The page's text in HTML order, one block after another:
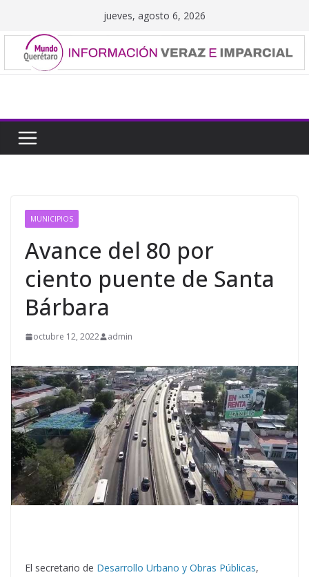
contenido
jueves, agosto 6, 2026
MUNICIPIOS
Avance del 80 por
ciento puente de Santa
Bárbara
octubre 12, 2022 admin
El secretario de Desarrollo Urbano y Obras Públicas,